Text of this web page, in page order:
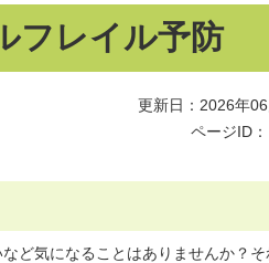
フレイル予防
更新日：2026年
ページID：
ど気になることはありませんか？そ